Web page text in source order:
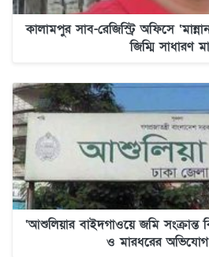
কালামপুর সাব-রেজিস্ট্রি অফিসে
জিম্মি সাধারণ
‘আশুলিয়ার বাইদগাওয়ে জমি
ও মারধরের অভিযোগ